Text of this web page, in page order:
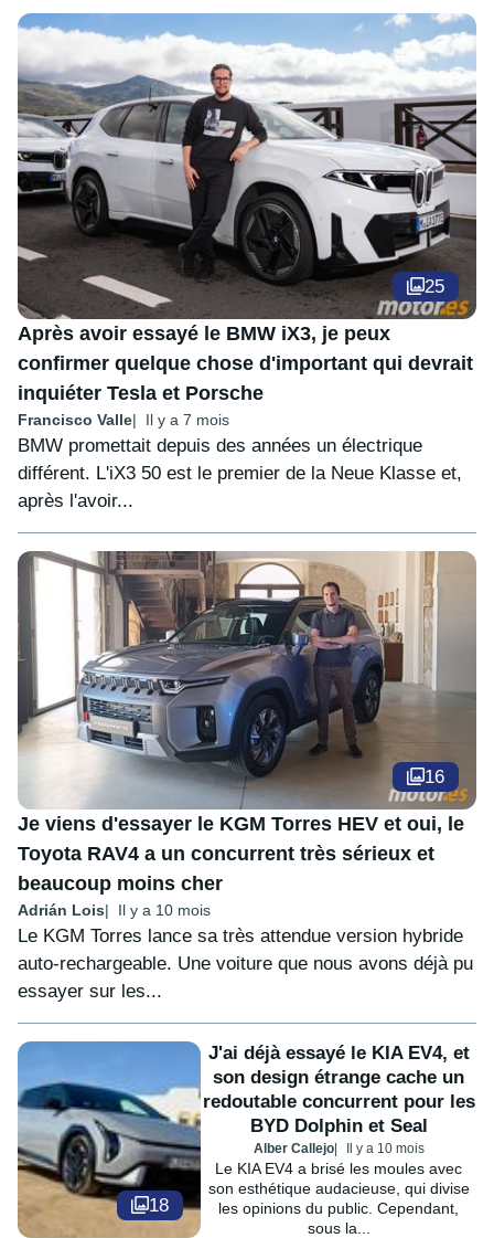
25
Après avoir essayé le BMW iX3, je peux
confirmer quelque chose d'important qui devrait
inquiéter Tesla et Porsche
Francisco Valle Il y a 7 mois
BMW promettait depuis des années un électrique
différent. L'iX3 50 est le premier de la Neue Klasse et,
après l'avoir...
16
Je viens d'essayer le KGM Torres HEV et oui, le
Toyota RAV4 a un concurrent très sérieux et
beaucoup moins cher
Adrián Lois Il y a 10 mois
Le KGM Torres lance sa très attendue version hybride
auto-rechargeable. Une voiture que nous avons déjà pu
essayer sur les...
18
J'ai déjà essayé le KIA EV4, et
son design étrange cache un
redoutable concurrent pour les
BYD Dolphin et Seal
Alber Callejo Il y a 10 mois
Le KIA EV4 a brisé les moules avec
son esthétique audacieuse, qui divise
les opinions du public. Cependant,
sous la...